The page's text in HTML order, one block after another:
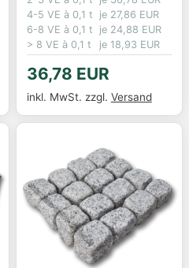
4-5 VE à 0,1 t
je 27,86 EUR
6-8 VE à 0,1 t
je 24,88 EUR
> 8 VE à 0,1 t
je 18,93 EUR
36,78 EUR
inkl. MwSt. zzgl. Versand